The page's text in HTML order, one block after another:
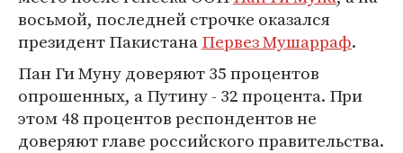
восьмой, последней строчке оказался
президент ПакистанаПервез Мушарраф.
Пан Ги Муну доверяют 35 процентов
опрошенных, а Путину - 32 процента. При
этом 48 процентов респондентов не
доверяют главе российского правительства.